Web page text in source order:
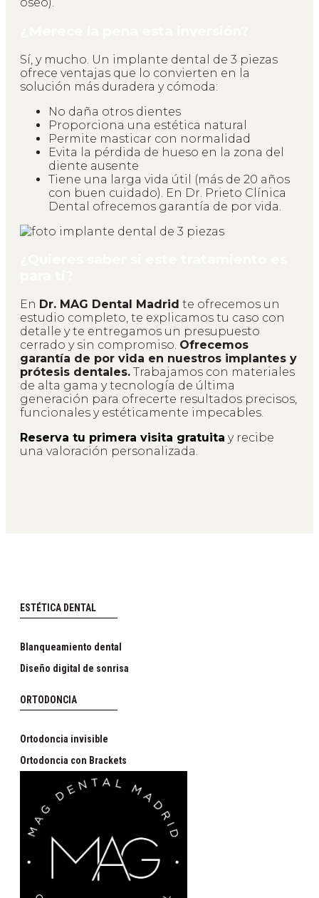
Sí, y mucho. Un implante dental de 3 piezas
ofrece ventajas que lo convierten en la
solución más duradera y cómoda:
No daña otros dientes
Proporciona una estética natural
Permite masticar con normalidad
Evita la pérdida de hueso en la zona del
diente ausente
Tiene una larga vida útil (más de 20 años
con buen cuidado). En Dr. Prieto Clínica
Dental ofrecemos garantía de por vida.
En Dr. MAG Dental Madrid te ofrecemos un
estudio completo, te explicamos tu caso con
detalle y te entregamos un presupuesto
cerrado y sin compromiso. Ofrecemos
garantía de por vida en nuestros implantes y
prótesis dentales. Trabajamos con materiales
de alta gama y tecnología de última
generación para ofrecerte resultados precisos,
funcionales y estéticamente impecables.
Reserva tu primera visita gratuita y recibe
una valoración personalizada.
ESTÉTICA DENTAL
Blanqueamiento dental
Diseño digital de sonrisa
ORTODONCIA
Ortodoncia invisible
Ortodoncia con Brackets